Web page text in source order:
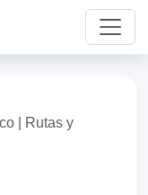
| Rutas y